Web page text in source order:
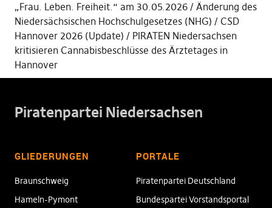
„Frau. Leben. Freiheit.“ am 30.05.2026
Änderung des
Niedersächsischen Hochschulgesetzes (NHG)
CSD
Hannover 2026 (Update)
PIRATEN Niedersachsen
kritisieren Cannabisbeschlüsse des Ärztetages in
Hannover
Piratenpartei Niedersachsen
GLIEDERUNGEN
Braunschweig
Hameln-Pymont
PORTALE
Piratenpartei Deutschland
Bundespartei Vorstandsportal